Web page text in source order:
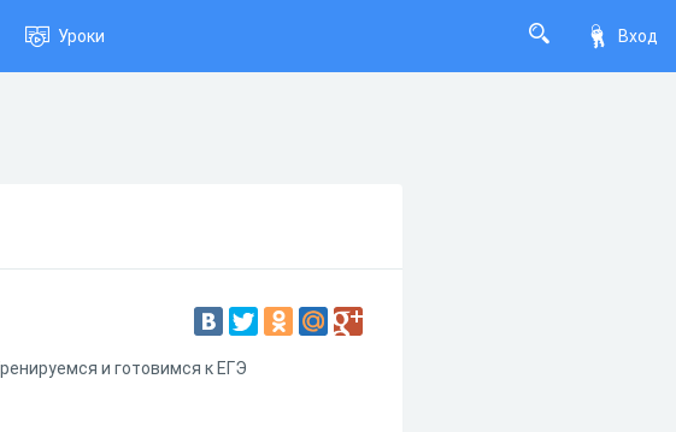
Вход
Уроки
и готовимся к ЕГЭ